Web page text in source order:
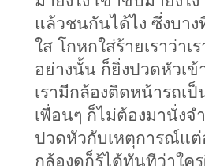
แล้วชนกันได้ไง ซึ่งบา
ใส โกหกใส่ร้ายเราว่าเ
อย่างนั้น ก็ยิ่งปวดหัวเ
เรามีกล้องติดหน้ารถเ
เพื่อนๆ ก็ไม่ต้องมานั่ง
ปวดหัวกับเหตุการณ์แต่
กล้องดูก็รู้ได้ทันทีว่าใค